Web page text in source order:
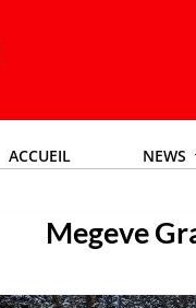
ACCUEIL NEWS
Megeve